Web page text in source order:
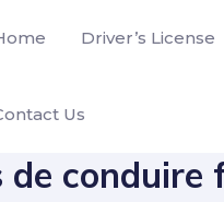
Driver’s License
Us
de conduire